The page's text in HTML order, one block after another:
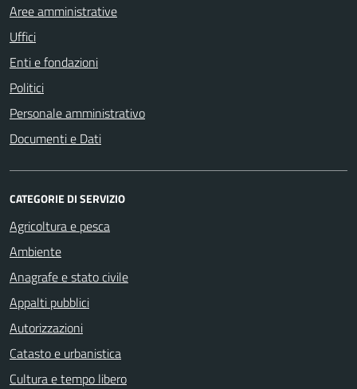
Aree amministrative
Uffici
Enti e fondazioni
Politici
Personale amministrativo
Documenti e Dati
CATEGORIE DI SERVIZIO
Agricoltura e pesca
Ambiente
Anagrafe e stato civile
Appalti pubblici
Autorizzazioni
Catasto e urbanistica
Cultura e tempo libero